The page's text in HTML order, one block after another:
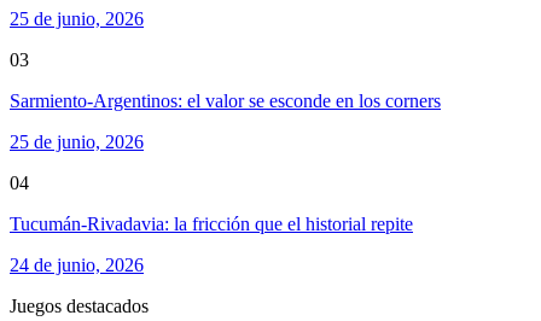
25 de junio, 2026
03
Sarmiento-Argentinos: el valor se esconde en los corners
25 de junio, 2026
04
Tucumán-Rivadavia: la fricción que el historial repite
24 de junio, 2026
Juegos destacados